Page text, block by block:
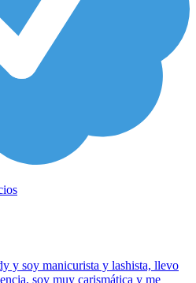
y soy manicurista y lashista, llevo
soy muy carismática y me